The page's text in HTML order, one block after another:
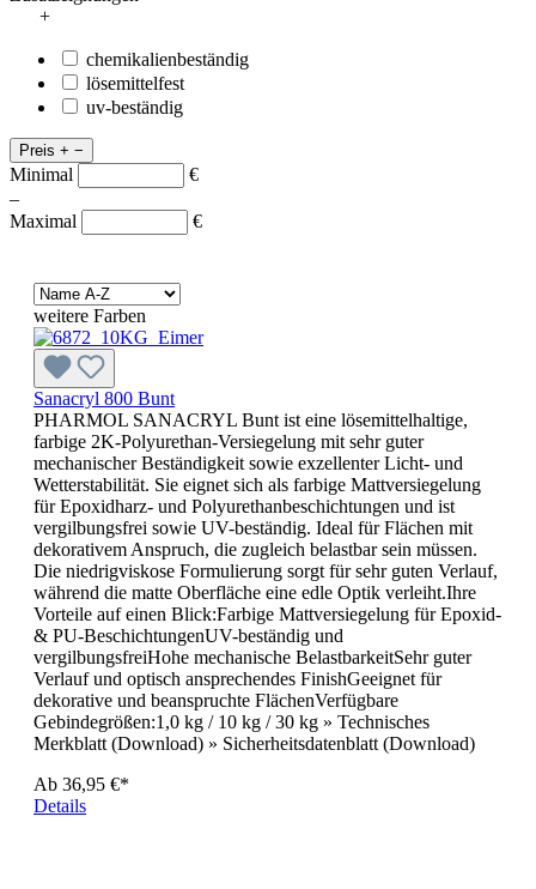
+
chemikalienbeständig
lösemittelfest
uv-beständig
Preis + −
Minimal
€
–
Maximal
€
weitere Farben
Sanacryl 800 Bunt
PHARMOL SANACRYL Bunt ist eine lösemittelhaltige,
farbige 2K-Polyurethan-Versiegelung mit sehr guter
mechanischer Beständigkeit sowie exzellenter Licht- und
Wetterstabilität. Sie eignet sich als farbige Mattversiegelung
für Epoxidharz- und Polyurethanbeschichtungen und ist
vergilbungsfrei sowie UV-beständig. Ideal für Flächen mit
dekorativem Anspruch, die zugleich belastbar sein müssen.
Die niedrigviskose Formulierung sorgt für sehr guten Verlauf,
während die matte Oberfläche eine edle Optik verleiht.Ihre
Vorteile auf einen Blick:Farbige Mattversiegelung für Epoxid-
& PU-BeschichtungenUV-beständig und
vergilbungsfreiHohe mechanische BelastbarkeitSehr guter
Verlauf und optisch ansprechendes FinishGeeignet für
dekorative und beanspruchte FlächenVerfügbare
Gebindegrößen:1,0 kg / 10 kg / 30 kg » Technisches
Merkblatt (Download) » Sicherheitsdatenblatt (Download)
Ab 36,95 €*
Details